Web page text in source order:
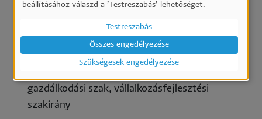
2003 - 2005 Szegedi Tudományegyetem Állam-
és Jogtudományi Kar Európa politika speciális
2000 - 2005 Szegedi Tudományegyetem
gazdálkodási szak, vállalkozásfejlesztési
szakirány
és
használata
beállításához válaszd a ’Testreszabás’ lehetőséget.
Testreszabás
Szükségesek engedélyezése
Összes engedélyezése